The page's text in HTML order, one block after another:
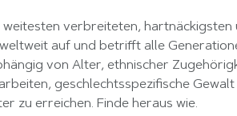
verbreiteten,
auf und betrifft alle
von Alter, ethnischer
geschlechtsspezifische
zu erreichen. Finde heraus wie.